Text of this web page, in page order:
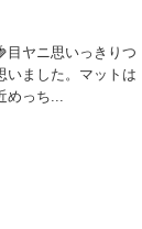
目ヤニ思いっきりつ
いました。マットは
っち...